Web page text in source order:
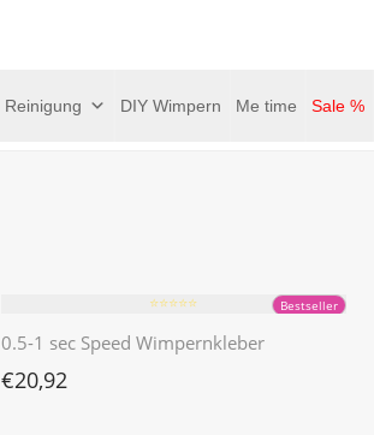
Reinigung DIY Wimpern Me time Sale %
Bestseller
⭐️⭐️⭐️⭐️⭐️
0.5-1 sec Speed Wimpernkleber
€20,92